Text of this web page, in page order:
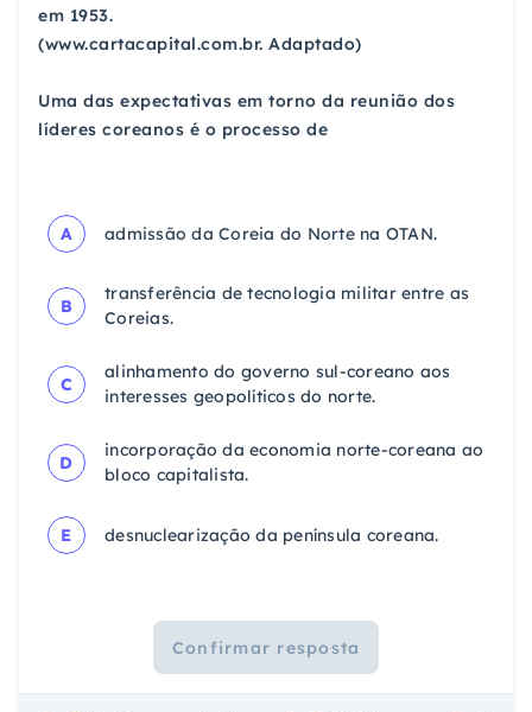
em 1953.
(www.cartacapital.com.br. Adaptado)
Uma das expectativas em torno da reunião dos
líderes coreanos é o processo de
A admissão da Coreia do Norte na OTAN.
B
transferência de tecnologia militar entre as
Coreias.
C
alinhamento do governo sul-coreano aos
interesses geopolíticos do norte.
D
incorporação da economia norte-coreana ao
bloco capitalista.
E desnuclearização da península coreana.
Confirmar resposta